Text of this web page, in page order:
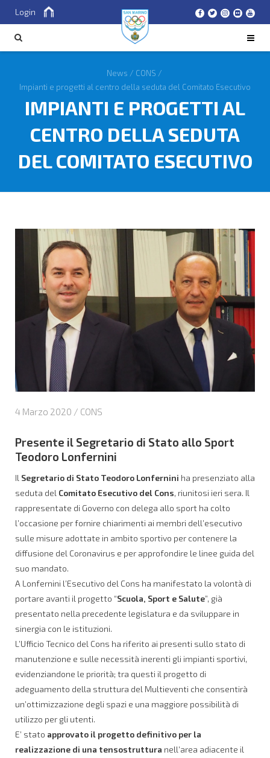
Login
News / CONS /
Impianti e progetti al centro della seduta del Comitato Esecutivo
IMPIANTI E PROGETTI AL
CENTRO DELLA SEDUTA
DEL COMITATO ESECUTIVO
4 Marzo 2020 / CONS
Presente il Segretario di Stato allo Sport
Teodoro Lonfernini
Il Segretario di Stato Teodoro Lonfernini ha presenziato alla
seduta del Comitato Esecutivo del Cons, riunitosi ieri sera. Il
rappresentate di Governo con delega allo sport ha colto
l’occasione per fornire chiarimenti ai membri dell’esecutivo
sulle misure adottate in ambito sportivo per contenere la
diffusione del Coronavirus e per approfondire le linee guida del
suo mandato.
A Lonfernini l’Esecutivo del Cons ha manifestato la volontà di
portare avanti il progetto “Scuola, Sport e Salute”, già
presentato nella precedente legislatura e da sviluppare in
sinergia con le istituzioni.
L’Ufficio Tecnico del Cons ha riferito ai presenti sullo stato di
manutenzione e sulle necessità inerenti gli impianti sportivi,
evidenziandone le priorità; tra questi il progetto di
adeguamento della struttura del Multieventi che consentirà
un’ottimizzazione degli spazi e una maggiore possibilità di
utilizzo per gli utenti.
E’ stato approvato il progetto definitivo per la
realizzazione di una tensostruttura nell’area adiacente il